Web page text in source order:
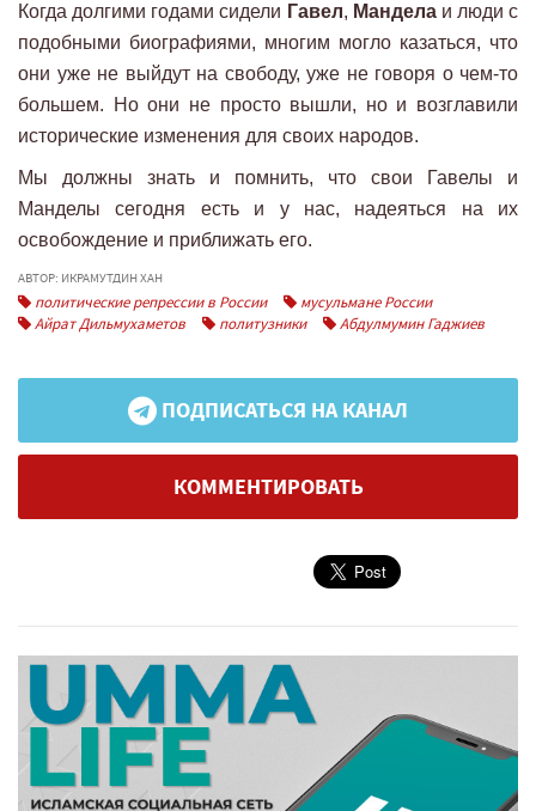
Когда долгими годами сидели Гавел, Манделаи люди с
подобными биографиями, многим могло казаться, что
они уже не выйдут на свободу, уже не говоря о чем-то
большем. Но они не просто вышли, но и возглавили
исторические изменения для своих народов.
Мы должны знать и помнить, что свои Гавелы и
Манделы сегодня есть и у нас, надеяться на их
освобождение и приближать его.
АВТОР: ИКРАМУТДИН ХАН
политические репрессии в России
мусульмане России
Айрат Дильмухаметов
политузники Абдулмумин Гаджиев
ПОДПИСАТЬСЯ НА КАНАЛ
КОММЕНТИРОВАТЬ